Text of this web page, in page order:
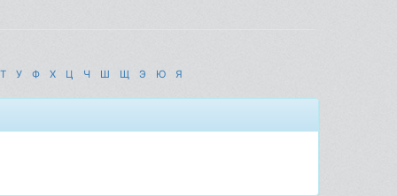
Т У Ф Х Ц Ч Ш Щ Э Ю Я